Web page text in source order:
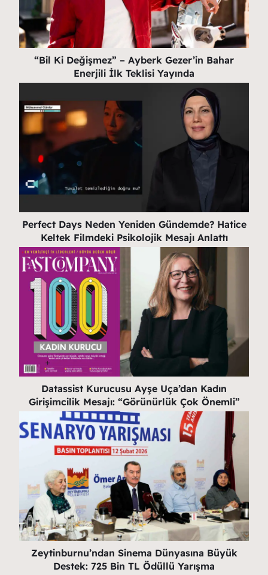
“Bil Ki Değişmez” – Ayberk Gezer’in Bahar
Enerjili İlk Teklisi Yayında
Perfect Days Neden Yeniden Gündemde? Hatice
Keltek Filmdeki Psikolojik Mesajı Anlattı
Datassist Kurucusu Ayşe Uça’dan Kadın
Girişimcilik Mesajı: “Görünürlük Çok Önemli”
Zeytinburnu’ndan Sinema Dünyasına Büyük
Destek: 725 Bin TL Ödüllü Yarışma